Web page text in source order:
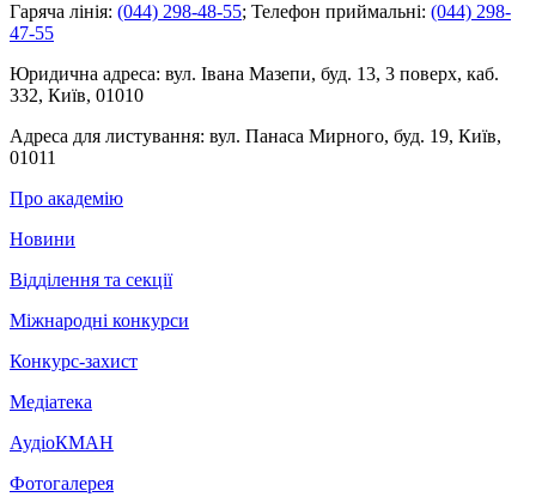
Гаряча лінія: (044) 298-48-55; Телефон приймальні: (044) 298-
47-55
Юридична адреса: вул. Івана Мазепи, буд. 13, 3 поверх, каб.
332, Київ, 01010
Адреса для листування: вул. Панаса Мирного, буд. 19, Київ,
01011
Про академію
Новини
Відділення та секції
Міжнародні конкурси
Конкурс-захист
Медіатека
АудіоКМАН
Фотогалерея